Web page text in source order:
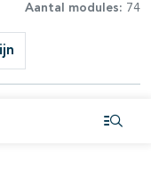
Aantal modules: 74